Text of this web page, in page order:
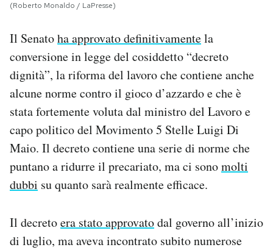
I MIEI PREFERITI
AREA PERSONALE
Area Personale
Newsletter
Notifiche mobile
Hai bisogno di aiuto?
(Roberto Monaldo / LaPresse)
Il Senatoha approvato definitivamentela
conversione in legge del cosiddetto “decreto
dignità”, la riforma del lavoro che contiene anche
alcune norme contro il gioco d’azzardo e che è
stata fortemente voluta dal ministro del Lavoro e
capo politico del Movimento 5 Stelle Luigi Di
Maio. Il decreto contiene una serie di norme che
puntano a ridurre il precariato, ma ci sonomolti
dubbi su quanto sarà realmente efficace.
Il decretoera stato approvatodal governo all’inizio
di luglio, ma aveva incontrato subito numerose